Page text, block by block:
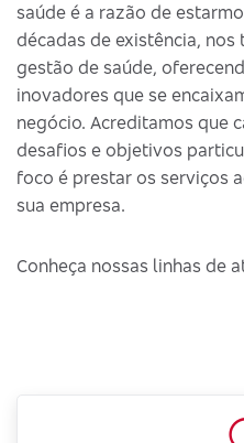
saúde é a razão de
décadas de existência,
gestão de saúde,
inovadores que se
negócio. Acreditamos que
desafios e objetivos
foco é prestar os serviços
sua empresa.
Conheça nossas linhas de